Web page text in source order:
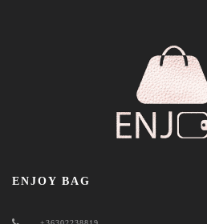
ENJOY BAG